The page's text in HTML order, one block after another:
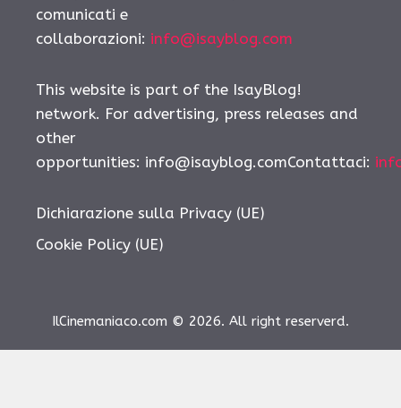
comunicati e
collaborazioni: info@isayblog.com
This website is part of the IsayBlog!
network. For advertising, press releases and
other
opportunities: info@isayblog.comContattaci:
Dichiarazione sulla Privacy (UE)
Cookie Policy (UE)
IlCinemaniaco.com © 2026. All right reserverd.